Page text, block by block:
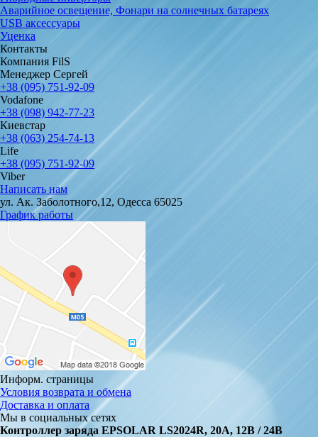
Аварийное освещение, Фонари на солнечных батареях
USB аксессуары
Уценка
Контакты
Компания FilS
Менеджер Сергей
+38 (095) 751-92-09
Vodafone
+38 (098) 942-77-23
Киевстар
+38 (063) 254-74-13
Life
+38 (095) 751-92-09
Viber
Написать нам
ул. Ак. Заболотного,12, Одесса 65025
График работы
Информ. страницы
Условия возврата и обмена
Доставка и оплата
Мы в социальных сетях
Контроллер заряда EPSOLAR LS2024R, 20A, 12В / 24В